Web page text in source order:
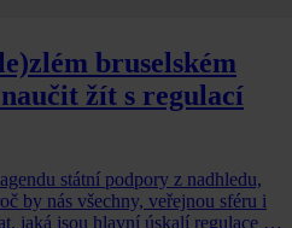
bruselském
žít s regulací
státní podpory z nadhledu,
by nás všechny, veřejnou sféru i
jaká jsou hlavní úskalí regulace a